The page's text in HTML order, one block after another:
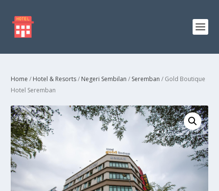
Home / Hotel & Resorts/ Negeri Sembilan / Seremban / Gold Boutique
Hotel Seremban